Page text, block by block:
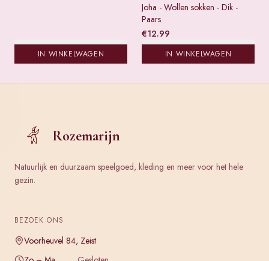
IN WINKELWAGEN
Joha - Wollen sokken - Dik -
Paars
€12.99
IN WINKELWAGEN
Rozemarijn
Natuurlijk en duurzaam speelgoed, kleding en meer voor het hele
gezin.
BEZOEK ONS
Voorheuvel 84, Zeist